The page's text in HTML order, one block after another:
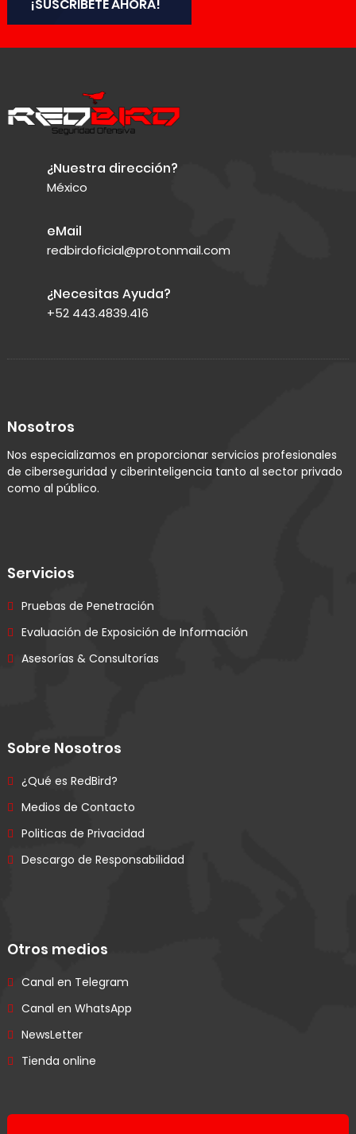
¡SUSCRIBETE AHORA!
¿Nuestra dirección?
México
eMail
redbirdoficial@protonmail.com
¿Necesitas Ayuda?
+52 443.4839.416
Nosotros
Nos especializamos en proporcionar servicios profesionales
de ciberseguridad y ciberinteligencia tanto al sector privado
como al público.
Servicios
Pruebas de Penetración
Evaluación de Exposición de Información
Asesorías & Consultorías
Sobre Nosotros
¿Qué es RedBird?
Medios de Contacto
Politicas de Privacidad
Descargo de Responsabilidad
Otros medios
Canal en Telegram
Canal en WhatsApp
NewsLetter
Tienda online